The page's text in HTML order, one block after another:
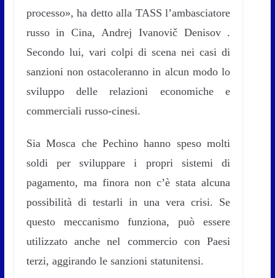
processo», ha detto alla TASS l’ambasciatore
russo in Cina, Andrej Ivanovič Denisov .
Secondo lui, vari colpi di scena nei casi di
sanzioni non ostacoleranno in alcun modo lo
sviluppo delle relazioni economiche e
commerciali russo-cinesi.
Sia Mosca che Pechino hanno speso molti
soldi per sviluppare i propri sistemi di
pagamento, ma finora non c’è stata alcuna
possibilità di testarli in una vera crisi. Se
questo meccanismo funziona, può essere
utilizzato anche nel commercio con Paesi
terzi, aggirando le sanzioni statunitensi.